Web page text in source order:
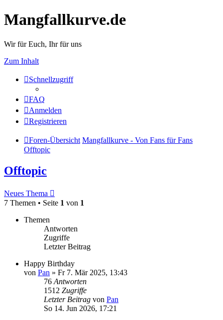
Mangfallkurve.de
Wir für Euch, Ihr für uns
Zum Inhalt
Schnellzugriff
FAQ
Anmelden
Registrieren
Foren-Übersicht Mangfallkurve - Von Fans für Fans
Offtopic
Offtopic
Neues Thema
7 Themen • Seite 1 von 1
Themen
Antworten
Zugriffe
Letzter Beitrag
Happy Birthday
von Pan » Fr 7. Mär 2025, 13:43
76 Antworten
1512 Zugriffe
Letzter Beitrag von Pan
So 14. Jun 2026, 17:21